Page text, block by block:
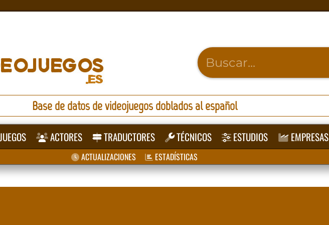
Base de datos de videojuegos doblados al español
JUEGOS ACTORES TRADUCTORES TÉCNICOS ESTUDIOS EMPRESAS
ACTUALIZACIONES ESTADÍSTICAS